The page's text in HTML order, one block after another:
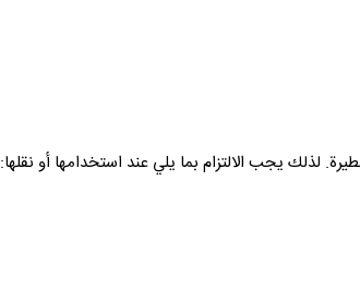
لذلك يجب الالتزام بما يلي عند استخدامها أو نقلها: